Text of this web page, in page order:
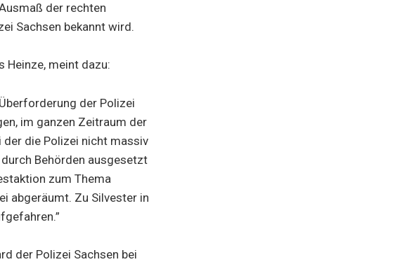
der rechten
Sachsen bekannt wird.
Heinze, meint dazu:
der Polizei
im ganzen Zeitraum der
der die Polizei nicht massiv
Behörden ausgesetzt
zum Thema
abgeräumt. Zu Silvester in
der Polizei Sachsen bei